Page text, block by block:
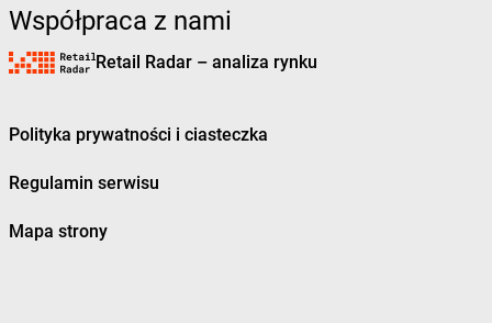
Współpraca z nami
Retail Radar – analiza rynku
Polityka prywatności i ciasteczka
Regulamin serwisu
Mapa strony